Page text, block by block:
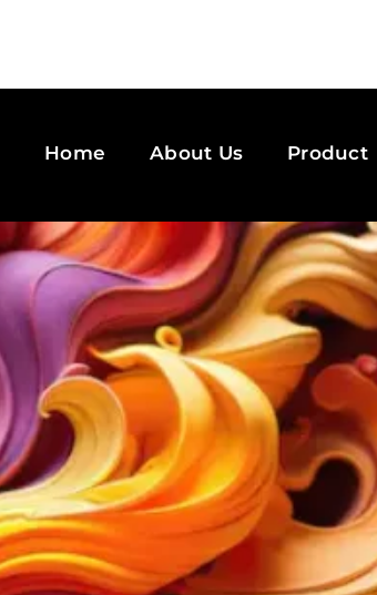
Home About Us Product